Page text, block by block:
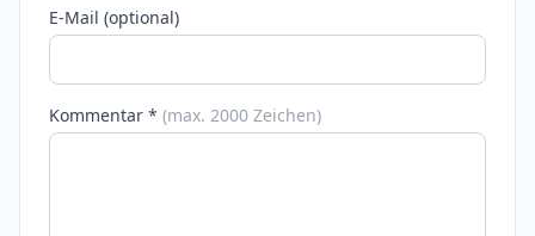
E-Mail (optional)
Kommentar * (max. 2000 Zeichen)